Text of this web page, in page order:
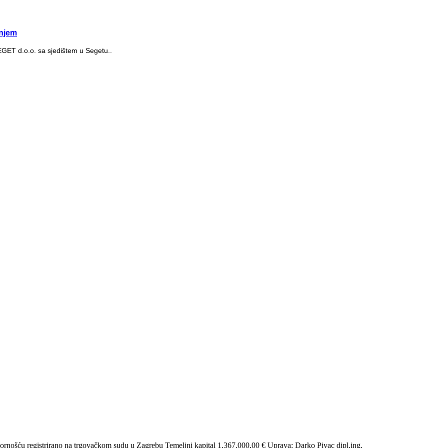
d.o.o. sa sjedištem u Segetu..
registrirano na trgovačkom sudu u Zagrebu Temeljni kapital 1.367.000,00 € Uprava: Darko Pivac dipl.ing.